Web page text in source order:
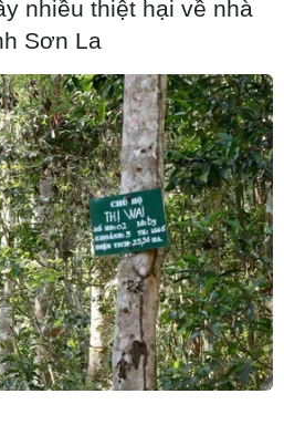
ngũ lãnh đạo giữa
Quốc đánh giá cao
cơ giới hóa nông
nhiều thiệt hại về nhà
Sơn La